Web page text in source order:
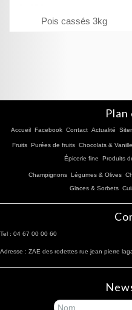
Pois cassés 3kg
Plan
Accueil Facebook Contact Actualité
Fruits Purées de fruits Chocolats &
Épicerie fine
Produits
Champignons Légumes & Olives
Glaces & Sorbets
Tel : 04 67 00 00 60
Adresse : ZAE des rodettes rue jean pierre